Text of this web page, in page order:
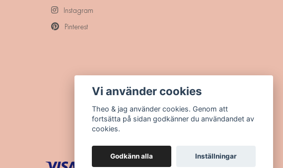
Instagram
Pinterest
Vi använder cookies
Theo & jag använder cookies. Genom att
fortsätta på sidan godkänner du användandet av
cookies.
Godkänn alla Inställningar